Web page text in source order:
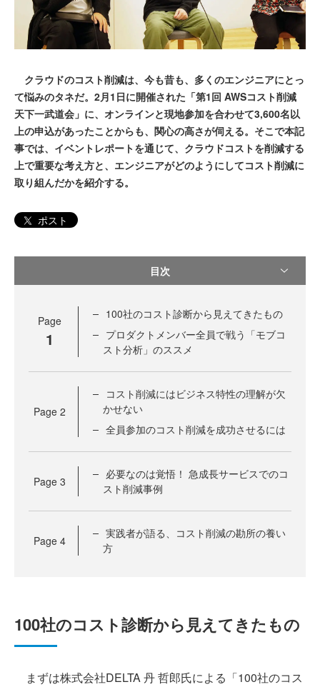
クラウドのコスト削減は、今も昔も、多くのエンジニアにとっ
て悩みのタネだ。2月1日に開催された「第1回 AWSコスト削減
天下一武道会」に、オンラインと現地参加を合わせて3,600名以
上の申込があったことからも、関心の高さが伺える。そこで本記
事では、イベントレポートを通じて、クラウドコストを削減する
上で重要な考え方と、エンジニアがどのようにしてコスト削減に
取り組んだかを紹介する。
ポスト
目次
Page
1
100社のコスト診断から見えてきたもの
プロダクトメンバー全員で戦う「モブコ
スト分析」のススメ
Page 2
コスト削減にはビジネス特性の理解が欠
かせない
全員参加のコスト削減を成功させるには
Page 3
必要なのは覚悟！ 急成長サービスでのコ
スト削減事例
Page 4
実践者が語る、コスト削減の勘所の養い
方
100社のコスト診断から見えてきたもの
まずは株式会社DELTA 丹 哲郎氏による「100社のコス